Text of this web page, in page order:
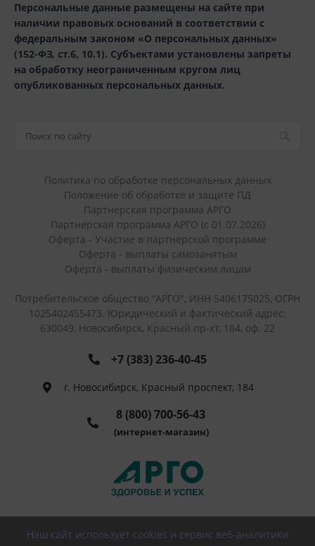
Персональные данные размещены на сайте при
наличии правовых оснований в соответствии с
федеральным законом «О персональных данных»
(152-ФЗ, ст.6, 10.1). Субъектами установлены запреты
на обработку неограниченным кругом лиц
опубликованных персональных данных.
Политика по обработке персональных данных
Положение об обработке и защите ПД
Партнерская программа АРГО
Партнерская программа АРГО (с 01.07.2026)
Оферта - Участие в партнерской программе
Оферта - выплаты самозанятым
Оферта - выплаты физическим лицам
Потребительское общество "АРГО", ИНН 5406175025, ОГРН
1025402455473. Юридический и фактический адрес:
630049, Новосибирск, Красный пр-кт, 184, оф. 22
+7 (383) 236-40-45
г. Новосибирск, Красный проспект, 184
8 (800) 700-56-43
(интернет-магазин)
Наш сайт использует cookies и сервис веб-аналитики